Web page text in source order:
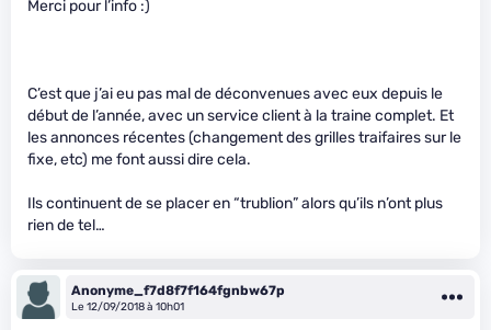
Merci pour l’info :)
C’est que j’ai eu pas mal de déconvenues avec eux depuis le
début de l’année, avec un service client à la traine complet. Et
les annonces récentes (changement des grilles traifaires sur le
fixe, etc) me font aussi dire cela.
Ils continuent de se placer en “trublion” alors qu’ils n’ont plus
rien de tel…
Anonyme_f7d8f7f164fgnbw67p
Le 12/09/2018 à 10h01